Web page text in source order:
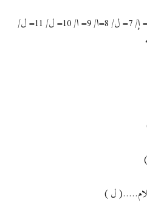
1= ل/ 2= ا/ 3= إ / 4= ل/ 5= هـ/ 6= إ/ 7= ل/ 8=ا/ 9= ا/ 10= ل/ 11= ل/